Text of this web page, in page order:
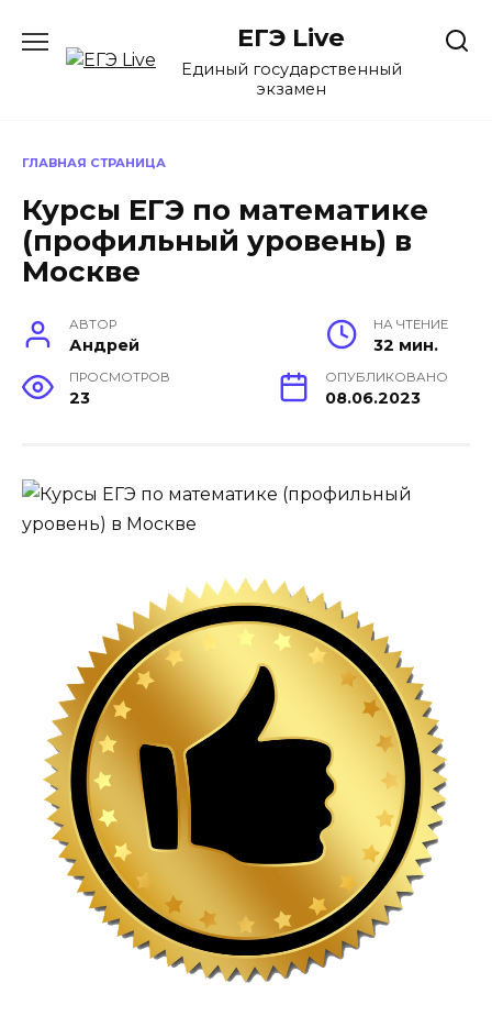
содержанию
ЕГЭ Live
Единый государственный
экзамен
ГЛАВНАЯ СТРАНИЦА
Курсы ЕГЭ по математике
(профильный уровень) в
Москве
АВТОР
Андрей
НА ЧТЕНИЕ
32 мин.
ПРОСМОТРОВ
23
ОПУБЛИКОВАНО
08.06.2023